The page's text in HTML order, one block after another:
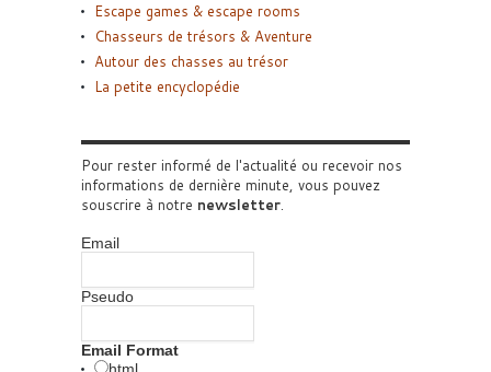
Escape games & escape rooms
Chasseurs de trésors & Aventure
Autour des chasses au trésor
La petite encyclopédie
Pour rester informé de l'actualité ou recevoir nos
informations de dernière minute, vous pouvez
souscrire à notre newsletter.
Email
Pseudo
Email Format